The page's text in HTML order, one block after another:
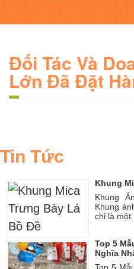
Đối Tác Và
Lớn Đã Đặt
Tin Tức
Khung
Khung
Khung
chỉ là
Top 5
Nghĩa